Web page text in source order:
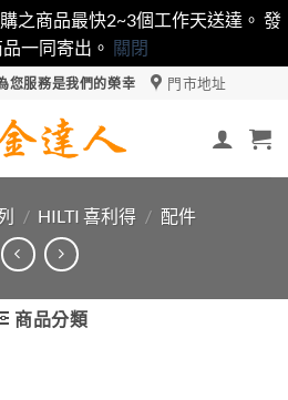
之商品最快2~3個工作天送達。 發
一同寄出。 關閉
您服務是我們的榮幸 門市地址
/ HILTI 喜利得 / 配件
商品分類